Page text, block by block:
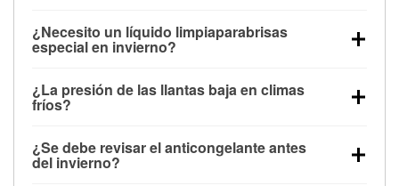
debajo de los 32 °F y puede perder hasta la mitad de
su potencia de arranque cerca de los 0 °F, lo que
arranque.
¿Necesito un líquido limpiaparabrisas
especial en invierno?
la congelación y ayuda a disolver la sal y la nieve
derretida en la carretera para mejorar la visibilidad.
¿La presión de las llantas baja en climas
fríos?
alrededor de 1 PSI por cada 10 °F que baja la
temperatura. Puedes obtener más información sobre
¿Se debe revisar el anticongelante antes
del invierno?